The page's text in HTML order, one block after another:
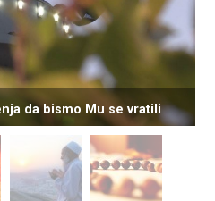
da bismo Mu se vratili